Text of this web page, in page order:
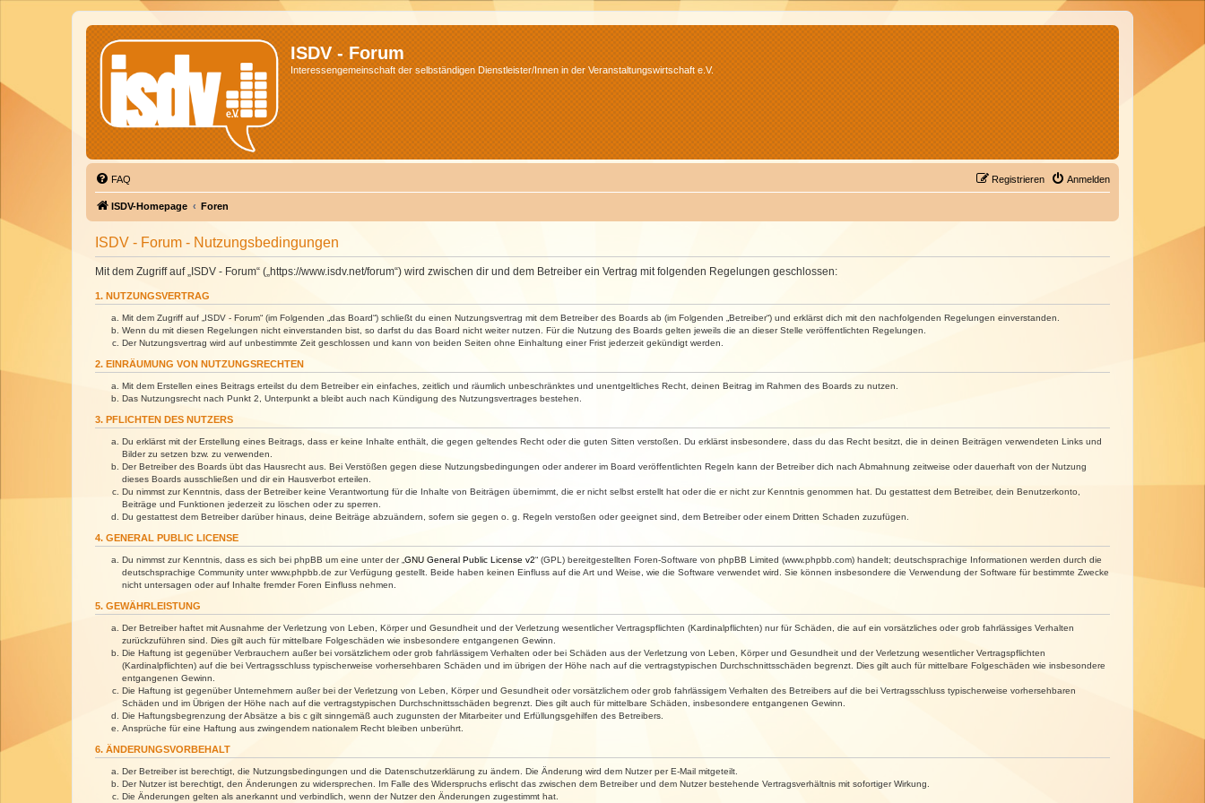
ISDV - Forum
Interessengemeinschaft der selbständigen Dienstleister/Innen in der Veranstaltungswirtschaft e.V.
FAQ Anmelden
Registrieren
ISDV-Homepage Foren
ISDV - Forum - Nutzungsbedingungen
Mit dem Zugriff auf „ISDV - Forum“ („https://www.isdv.net/forum“) wird zwischen dir und dem Betreiber ein Vertrag mit folgenden Regelungen geschlossen:
1. NUTZUNGSVERTRAG
Mit dem Zugriff auf „ISDV - Forum“ (im Folgenden „das Board“) schließt du einen Nutzungsvertrag mit dem Betreiber des Boards ab (im Folgenden „Betreiber“) und erklärst dich mit den nachfolgenden Regelungen einverstanden.
Wenn du mit diesen Regelungen nicht einverstanden bist, so darfst du das Board nicht weiter nutzen. Für die Nutzung des Boards gelten jeweils die an dieser Stelle veröffentlichten Regelungen.
Der Nutzungsvertrag wird auf unbestimmte Zeit geschlossen und kann von beiden Seiten ohne Einhaltung einer Frist jederzeit gekündigt werden.
2. EINRÄUMUNG VON NUTZUNGSRECHTEN
Mit dem Erstellen eines Beitrags erteilst du dem Betreiber ein einfaches, zeitlich und räumlich unbeschränktes und unentgeltliches Recht, deinen Beitrag im Rahmen des Boards zu nutzen.
Das Nutzungsrecht nach Punkt 2, Unterpunkt a bleibt auch nach Kündigung des Nutzungsvertrages bestehen.
3. PFLICHTEN DES NUTZERS
Du erklärst mit der Erstellung eines Beitrags, dass er keine Inhalte enthält, die gegen geltendes Recht oder die guten Sitten verstoßen. Du erklärst insbesondere, dass du das Recht besitzt, die in deinen Beiträgen verwendeten Links und
Bilder zu setzen bzw. zu verwenden.
Der Betreiber des Boards übt das Hausrecht aus. Bei Verstößen gegen diese Nutzungsbedingungen oder anderer im Board veröffentlichten Regeln kann der Betreiber dich nach Abmahnung zeitweise oder dauerhaft von der Nutzung
dieses Boards ausschließen und dir ein Hausverbot erteilen.
Du nimmst zur Kenntnis, dass der Betreiber keine Verantwortung für die Inhalte von Beiträgen übernimmt, die er nicht selbst erstellt hat oder die er nicht zur Kenntnis genommen hat. Du gestattest dem Betreiber, dein Benutzerkonto,
Beiträge und Funktionen jederzeit zu löschen oder zu sperren.
Du gestattest dem Betreiber darüber hinaus, deine Beiträge abzuändern, sofern sie gegen o. g. Regeln verstoßen oder geeignet sind, dem Betreiber oder einem Dritten Schaden zuzufügen.
4. GENERAL PUBLIC LICENSE
Du nimmst zur Kenntnis, dass es sich bei phpBB um eine unter der „ GNU General Public License v2“ (GPL) bereitgestellten Foren-Software von phpBB Limited (www.phpbb.com) handelt; deutschsprachige Informationen werden durch die
deutschsprachige Community unter www.phpbb.de zur Verfügung gestellt. Beide haben keinen Einfluss auf die Art und Weise, wie die Software verwendet wird. Sie können insbesondere die Verwendung der Software für bestimmte Zwecke
nicht untersagen oder auf Inhalte fremder Foren Einfluss nehmen.
5. GEWÄHRLEISTUNG
Der Betreiber haftet mit Ausnahme der Verletzung von Leben, Körper und Gesundheit und der Verletzung wesentlicher Vertragspflichten (Kardinalpflichten) nur für Schäden, die auf ein vorsätzliches oder grob fahrlässiges Verhalten
zurückzuführen sind. Dies gilt auch für mittelbare Folgeschäden wie insbesondere entgangenen Gewinn.
Die Haftung ist gegenüber Verbrauchern außer bei vorsätzlichem oder grob fahrlässigem Verhalten oder bei Schäden aus der Verletzung von Leben, Körper und Gesundheit und der Verletzung wesentlicher Vertragspflichten
(Kardinalpflichten) auf die bei Vertragsschluss typischerweise vorhersehbaren Schäden und im übrigen der Höhe nach auf die vertragstypischen Durchschnittsschäden begrenzt. Dies gilt auch für mittelbare Folgeschäden wie insbesondere
entgangenen Gewinn.
Die Haftung ist gegenüber Unternehmern außer bei der Verletzung von Leben, Körper und Gesundheit oder vorsätzlichem oder grob fahrlässigem Verhalten des Betreibers auf die bei Vertragsschluss typischerweise vorhersehbaren
Schäden und im Übrigen der Höhe nach auf die vertragstypischen Durchschnittsschäden begrenzt. Dies gilt auch für mittelbare Schäden, insbesondere entgangenen Gewinn.
Die Haftungsbegrenzung der Absätze a bis c gilt sinngemäß auch zugunsten der Mitarbeiter und Erfüllungsgehilfen des Betreibers.
Ansprüche für eine Haftung aus zwingendem nationalem Recht bleiben unberührt.
6. ÄNDERUNGSVORBEHALT
Der Betreiber ist berechtigt, die Nutzungsbedingungen und die Datenschutzerklärung zu ändern. Die Änderung wird dem Nutzer per E-Mail mitgeteilt.
Der Nutzer ist berechtigt, den Änderungen zu widersprechen. Im Falle des Widerspruchs erlischt das zwischen dem Betreiber und dem Nutzer bestehende Vertragsverhältnis mit sofortiger Wirkung.
Die Änderungen gelten als anerkannt und verbindlich, wenn der Nutzer den Änderungen zugestimmt hat.